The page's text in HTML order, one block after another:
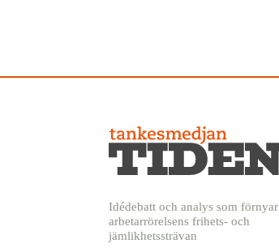
Idédebatt och analys som förnyar
arbetarrörelsens frihets- och
jämlikhetssträvan